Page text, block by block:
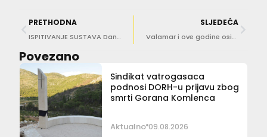
PRETHODNA
ISPITIVANJE SUSTAVA Danas u podne zasvirat će sirene
SLJEDEĆA
Valamar i ove godine osigurao slobodan dan svim roditeljima prvašića
Povezano
Sindikat vatrogasaca
podnosi DORH-u prijavu zbog
smrti Gorana Komlenca
Aktualno 09.08.2026